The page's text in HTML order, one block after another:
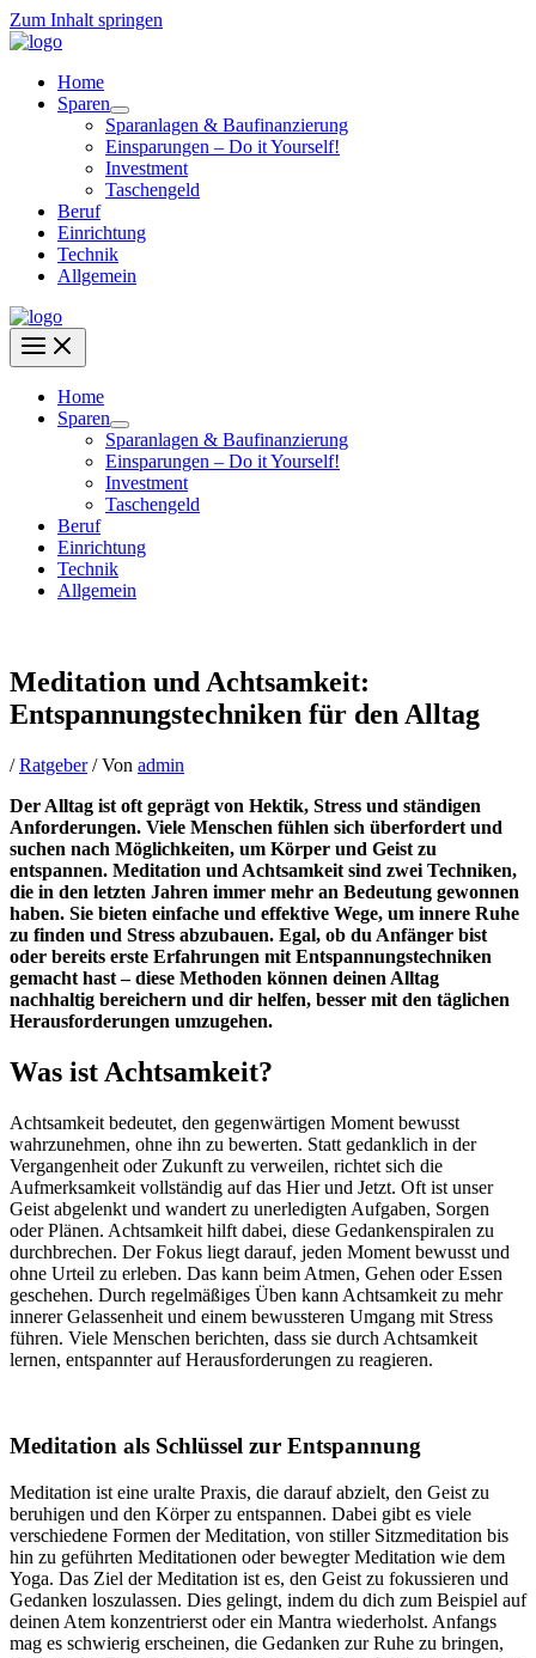
Zum Inhalt springen
Home
Sparen
Sparanlagen & Baufinanzierung
Einsparungen – Do it Yourself!
Investment
Taschengeld
Beruf
Einrichtung
Technik
Allgemein
Home
Sparen
Sparanlagen & Baufinanzierung
Einsparungen – Do it Yourself!
Investment
Taschengeld
Beruf
Einrichtung
Technik
Allgemein
Meditation und Achtsamkeit:
Entspannungstechniken für den Alltag
/Ratgeber/ Von admin
Der Alltag ist oft geprägt von Hektik, Stress und ständigen
Anforderungen. Viele Menschen fühlen sich überfordert und
suchen nach Möglichkeiten, um Körper und Geist zu
entspannen. Meditation und Achtsamkeit sind zwei Techniken,
die in den letzten Jahren immer mehr an Bedeutung gewonnen
haben. Sie bieten einfache und effektive Wege, um innere Ruhe
zu finden und Stress abzubauen. Egal, ob du Anfänger bist
oder bereits erste Erfahrungen mit Entspannungstechniken
gemacht hast – diese Methoden können deinen Alltag
nachhaltig bereichern und dir helfen, besser mit den täglichen
Herausforderungen umzugehen.
Was ist Achtsamkeit?
Achtsamkeit bedeutet, den gegenwärtigen Moment bewusst
wahrzunehmen, ohne ihn zu bewerten. Statt gedanklich in der
Vergangenheit oder Zukunft zu verweilen, richtet sich die
Aufmerksamkeit vollständig auf das Hier und Jetzt. Oft ist unser
Geist abgelenkt und wandert zu unerledigten Aufgaben, Sorgen
oder Plänen. Achtsamkeit hilft dabei, diese Gedankenspiralen zu
durchbrechen. Der Fokus liegt darauf, jeden Moment bewusst und
ohne Urteil zu erleben. Das kann beim Atmen, Gehen oder Essen
geschehen. Durch regelmäßiges Üben kann Achtsamkeit zu mehr
innerer Gelassenheit und einem bewussteren Umgang mit Stress
führen. Viele Menschen berichten, dass sie durch Achtsamkeit
lernen, entspannter auf Herausforderungen zu reagieren.
Meditation als Schlüssel zur Entspannung
Meditation ist eine uralte Praxis, die darauf abzielt, den Geist zu
beruhigen und den Körper zu entspannen. Dabei gibt es viele
verschiedene Formen der Meditation, von stiller Sitzmeditation bis
hin zu geführten Meditationen oder bewegter Meditation wie dem
Yoga. Das Ziel der Meditation ist es, den Geist zu fokussieren und
Gedanken loszulassen. Dies gelingt, indem du dich zum Beispiel auf
deinen Atem konzentrierst oder ein Mantra wiederholst. Anfangs
mag es schwierig erscheinen, die Gedanken zur Ruhe zu bringen,